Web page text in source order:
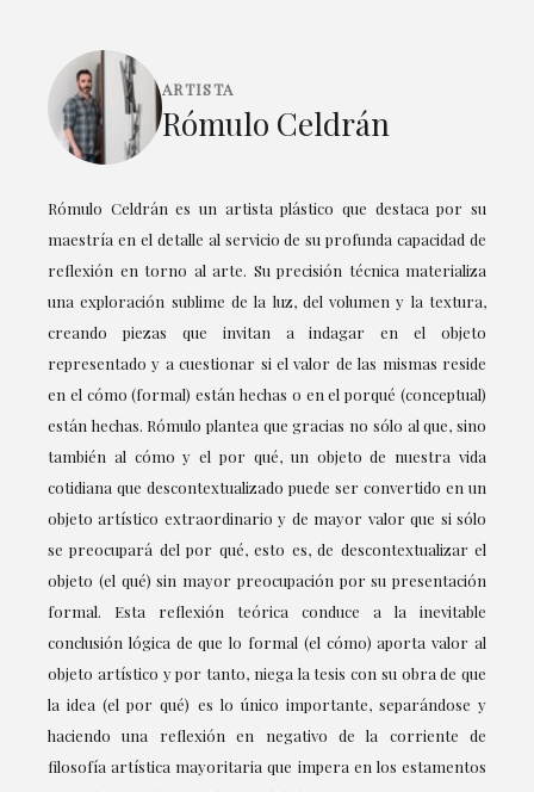
ARTISTA
Rómulo Celdrán
Rómulo Celdrán es un artista plástico que destaca por su
maestría en el detalle al servicio de su profunda capacidad de
reflexión en torno al arte. Su precisión técnica materializa
una exploración sublime de la luz, del volumen y la textura,
creando piezas que invitan a indagar en el objeto
representado y a cuestionar si el valor de las mismas reside
en el cómo (formal) están hechas o en el porqué (conceptual)
están hechas. Rómulo plantea que gracias no sólo al que, sino
también al cómo y el por qué, un objeto de nuestra vida
cotidiana que descontextualizado puede ser convertido en un
objeto artístico extraordinario y de mayor valor que si sólo
se preocupará del por qué, esto es, de descontextualizar el
objeto (el qué) sin mayor preocupación por su presentación
formal. Esta reflexión teórica conduce a la inevitable
conclusión lógica de que lo formal (el cómo) aporta valor al
objeto artístico y por tanto, niega la tesis con su obra de que
la idea (el por qué) es lo único importante, separándose y
haciendo una reflexión en negativo de la corriente de
filosofía artística mayoritaria que impera en los estamentos